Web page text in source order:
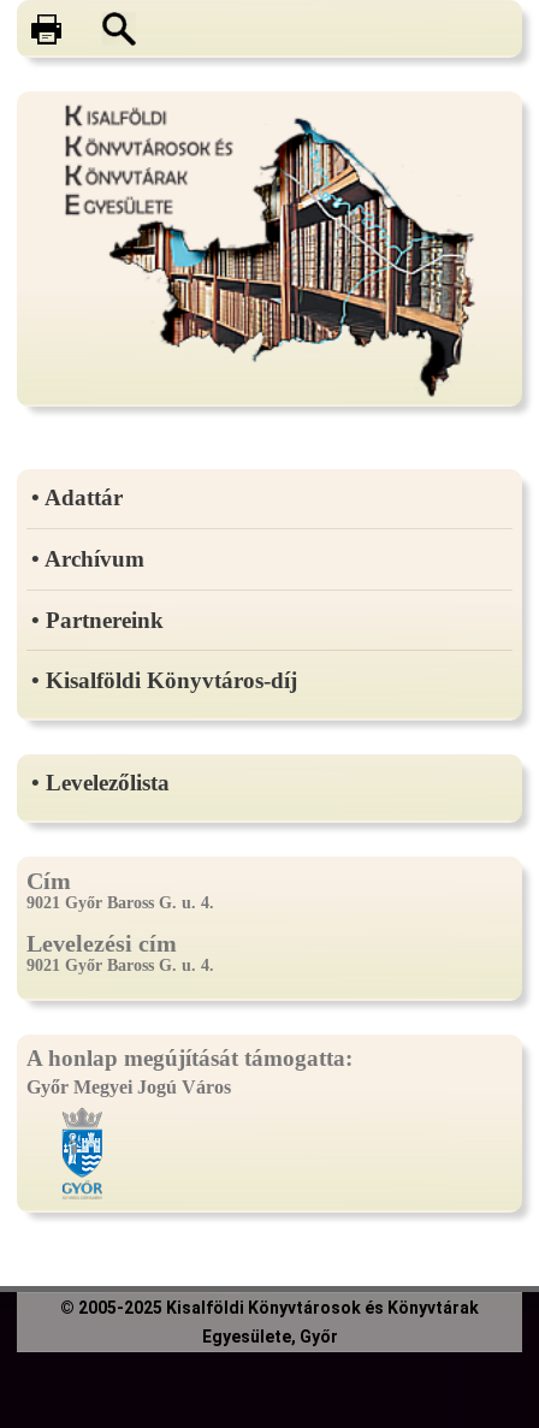
• Adattár
• Archívum
• Partnereink
• Kisalföldi Könyvtáros-díj
• Levelezőlista
Cím
9021 Győr Baross G. u. 4.
Levelezési cím
9021 Győr Baross G. u. 4.
A honlap megújítását támogatta:
Győr Megyei Jogú Város
© 2005-2025 Kisalföldi Könyvtárosok és Könyvtárak
Egyesülete, Győr